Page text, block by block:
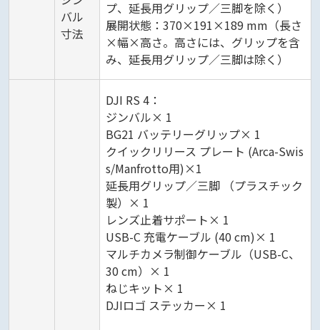
バル
寸法
プ、延長用グリップ／三脚を除く）
展開状態：370×191×189 mm（長さ
×幅×高さ。高さには、グリップを含
み、延長用グリップ／三脚は除く）
DJI RS 4：
ジンバル× 1
BG21 バッテリーグリップ× 1
クイックリリース プレート (Arca-Swis
s/Manfrotto用)×1
延長用グリップ／三脚 （プラスチック
製）× 1
レンズ止着サポート× 1
USB-C 充電ケーブル (40 cm)× 1
マルチカメラ制御ケーブル（USB-C、
30 cm）× 1
ねじキット× 1
DJIロゴ ステッカー× 1